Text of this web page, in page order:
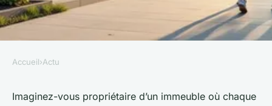
L'importance de l'amo pour la
Accueil›Actu
Imaginez-vous propriétaire d’un immeuble où chaque